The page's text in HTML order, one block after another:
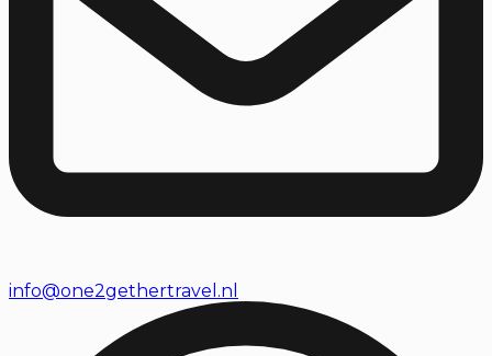
info@one2gethertravel.nl